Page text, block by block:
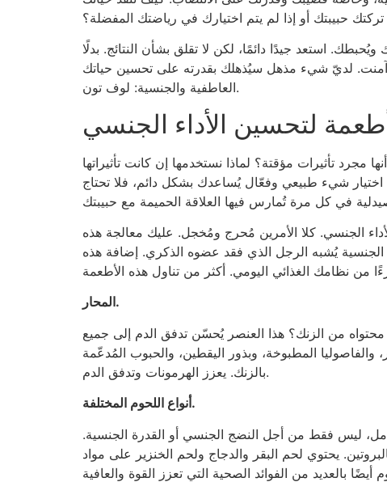
حبيبتك أو إذا لم يتم اختيارك في رياضتك المفضلة؟
استعد جيدًا دائمًا، لكن لا تقلق بشأن النتائج. بدلًا
آمنت. لديّ شيء مذهل سيُذهلك بقدرته على تحسين حياتك
العاطفية والجنسية: لوف تون.
تأثيرات مؤقتة؟ لماذا نستخدمها إن كانت تأثيراتها
شيء طبيعي وفعّال يُساعدك بشكل دائم، فلا تحتاج
الجنسي. كلا الأمرين مُحرج ومُخجل. عليك معالجة هذه
الجنسية يُشبه الرجل الذي فقد عضوه الذكري. إضافة هذه
المحار.
محتواه من الزنك؟ هذا العنصر يُحسّن تدفق الدم إلى جميع
والفاصوليا المطبوخة، وبذور اليقطين، والحبوب المُدعّمة
بالزنك. يعزز الهرمونات وتدفق الدم.
أنواع اللحوم المختلفة.
ليس فقط من أجل النضج الجنسي أو القدرة الجنسية.
يحتوي لحم البقر والدجاج ولحم الخنزير على مواد